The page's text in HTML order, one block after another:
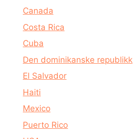
Canada
Costa Rica
Cuba
Den dominikanske republikk
El Salvador
Haiti
Mexico
Puerto Rico